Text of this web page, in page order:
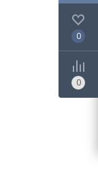
0
0